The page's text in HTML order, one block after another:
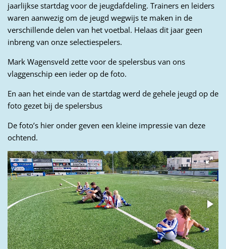
jaarlijkse startdag voor de jeugdafdeling. Trainers en leiders
waren aanwezig om de jeugd wegwijs te maken in de
verschillende delen van het voetbal. Helaas dit jaar geen
inbreng van onze selectiespelers.
Mark Wagensveld zette voor de spelersbus van ons
vlaggenschip een ieder op de foto.
En aan het einde van de startdag werd de gehele jeugd op de
foto gezet bij de spelersbus
De foto’s hier onder geven een kleine impressie van deze
ochtend.